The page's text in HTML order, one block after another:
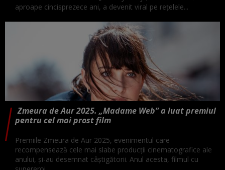
aproape cincisprezece ani, a devenit viral pe reţelele...
Zmeura de Aur 2025. „Madame Web” a luat premiul
pentru cel mai prost film
Premiile Zmeura de Aur 2025, evenimentul care
recompensează cele mai slabe producții cinematografice ale
anului, și-au desemnat câștigătorii. Anul acesta, filmul cu